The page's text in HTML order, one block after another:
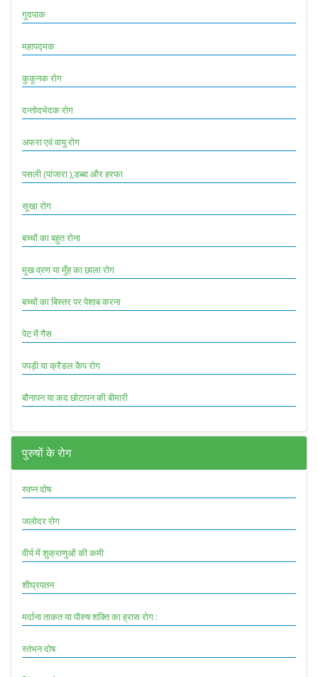
गुदपाक
महापद्मक
कुकूनक रोग
दन्तोदभेदक रोग
अफरा एवं वायु रोग
पसली (पांजारा ),डब्बा और हरफा
सूखा रोग
बच्चों का बहुत रोना
मुख व्रण या मुँह का छाला रोग
बच्चों का बिस्तर पर पेशाब करना
पेट में गैस
पपड़ी या क्रैडल कैप रोग
बौनापन या कद छोटापन की बीमारी
पुरुषों के रोग
स्वप्न दोष
जलोदर रोग
वीर्य में शुक्राणुओं की कमी
शीघ्रपतन
मर्दाना ताकत या पौरुष शक्ति का ह्रास रोग :
स्तंभन दोष